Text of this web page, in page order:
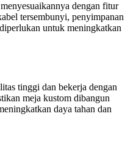
dengan fitur
tersembunyi, penyimpanan
untuk meningkatkan
tinggi dan bekerja dengan
meja kustom dibangun
daya tahan dan